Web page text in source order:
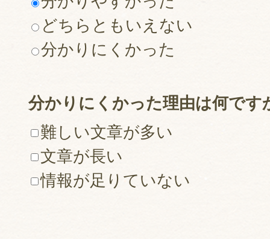
どちらともいえない
分かりにくかった
分かりにくかった理由は何です
難しい文章が多い
文章が長い
情報が足りていない